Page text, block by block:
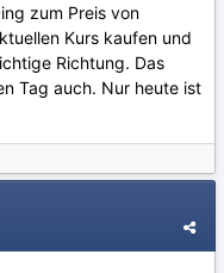
zum Preis von
Kurs kaufen und
Richtung. Das
Tag auch. Nur heute ist